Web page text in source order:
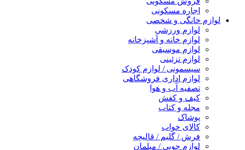
اجاره مسکونی
لوازم خانگی و شخصی
لوازم ورزشی
لوازم خانه و آشپزخانه
لوازم موسیقی
لوازم تزئینی
سیسمونی / لوازم کودک
لوازم اداری فروشگاهی
تصفیه آب و هوا
کیف و کفش
مجله و کتاب
پوشاک
کالای خواب
فرش / گلیم / قالیچه
لوازم چوبی / مبلمان